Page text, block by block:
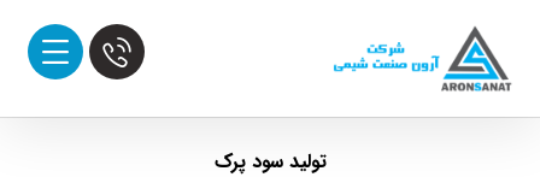
تولید سود پرک